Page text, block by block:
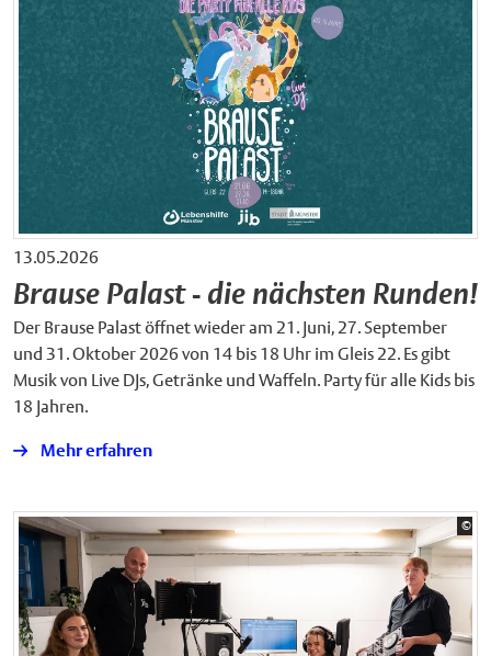
13.05.2026
Brause Palast - die nächsten Runden!
Der Brause Palast öffnet wieder am 21. Juni, 27. September
und 31. Oktober 2026 von 14 bis 18 Uhr im Gleis 22. Es gibt
Musik von Live DJs, Getränke und Waffeln. Party für alle Kids bis
18 Jahren.
Mehr erfahren
©